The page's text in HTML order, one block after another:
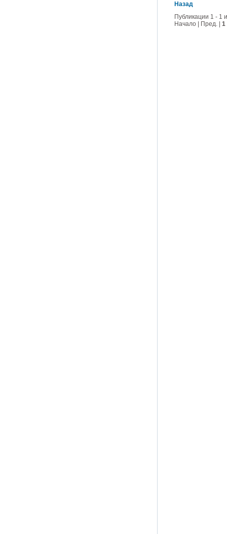
Назад
Публикации 1 - 1
Начало | Пред. | 1